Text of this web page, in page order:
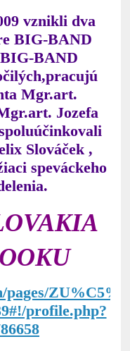
vznikli dva
BIG-BAND
BAND
Mgr.art.
Jozefa
Slováček ,
speváckeho
pages/
profile.php?